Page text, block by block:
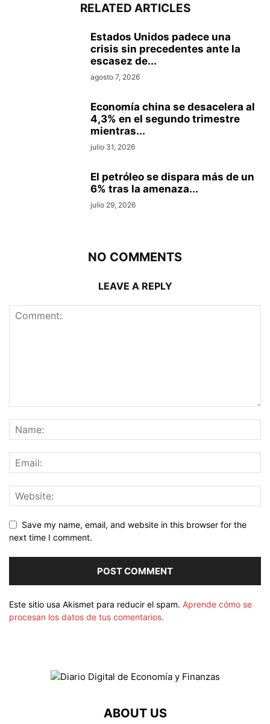
RELATED ARTICLES
Estados Unidos padece una
crisis sin precedentes ante la
escasez de...
agosto 7, 2026
Economía china se desacelera al
4,3% en el segundo trimestre
mientras...
julio 31, 2026
El petróleo se dispara más de un
6% tras la amenaza...
julio 29, 2026
NO COMMENTS
LEAVE A REPLY
Save my name, email, and website in this browser for the
next time I comment.
Este sitio usa Akismet para reducir el spam. Aprende cómo se
procesan los datos de tus comentarios.
ABOUT US